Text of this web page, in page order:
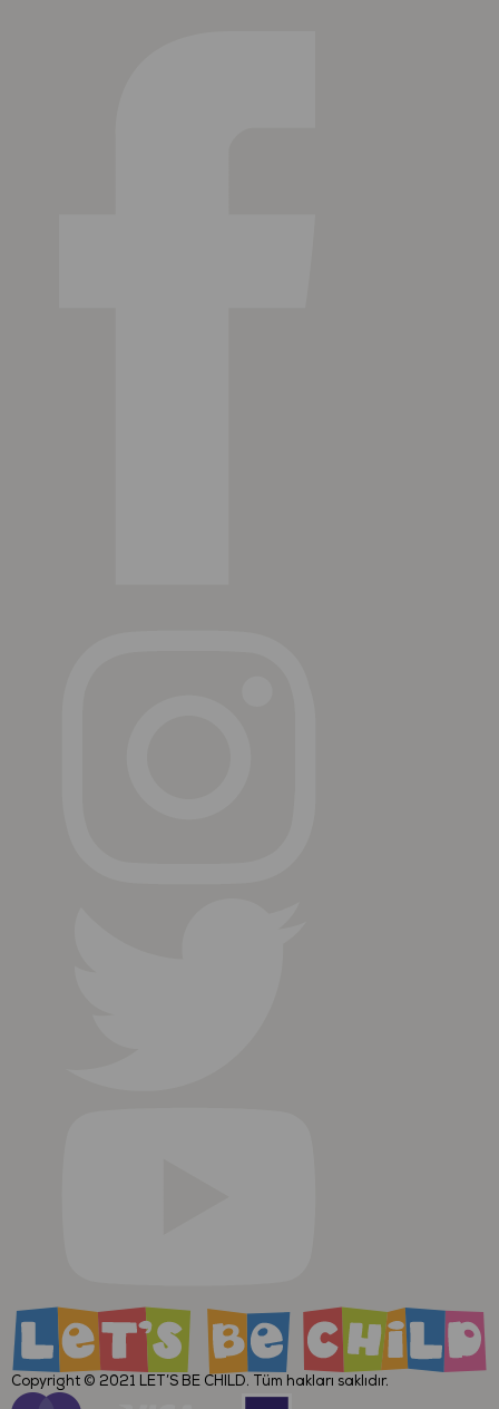
Copyright © 2021 LET’S BE CHILD. Tüm hakları saklıdır.